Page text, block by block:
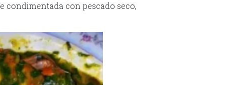
condimentada con pescado seco,